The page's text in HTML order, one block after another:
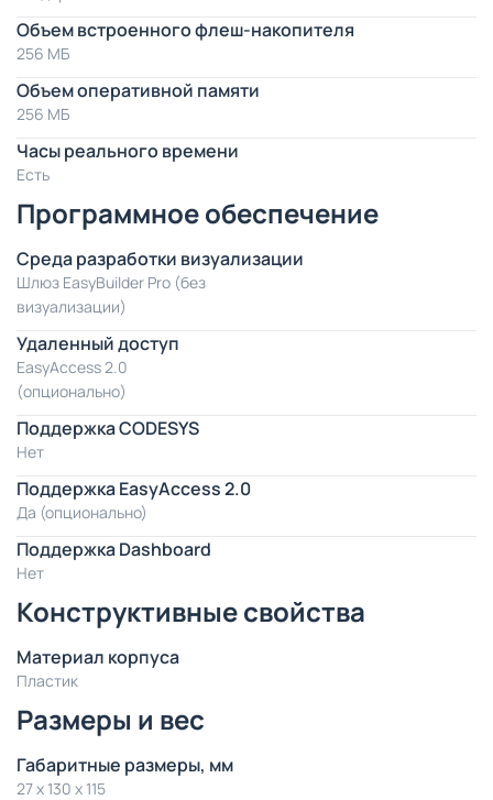
Объем встроенного флеш-накопителя
256 МБ
Объем оперативной памяти
256 МБ
Часы реального времени
Есть
Программное обеспечение
Среда разработки визуализации
Шлюз EasyBuilder Pro (без
визуализации)
Удаленный доступ
EasyAccess 2.0
(опционально)
Поддержка CODESYS
Нет
Поддержка EasyAccess 2.0
Да (опционально)
Поддержка Dashboard
Нет
Конструктивные свойства
Материал корпуса
Пластик
Размеры и вес
Габаритные размеры, мм
27 x 130 x 115